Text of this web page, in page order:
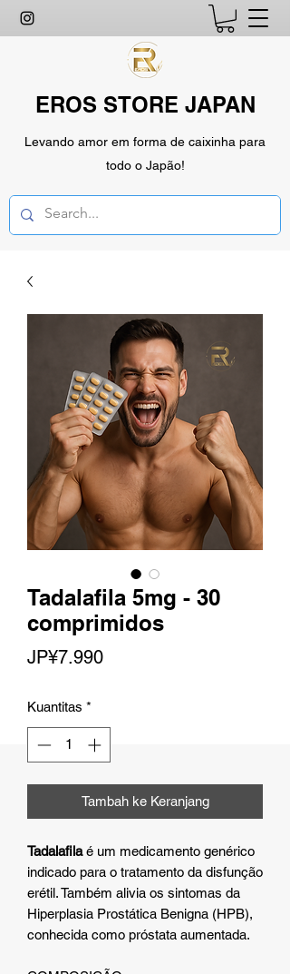
EROS STORE JAPAN
Levando amor em forma de caixinha para
todo o Japão!
Tadalafila 5mg - 30
comprimidos
JP¥7.990Harga
Kuantitas *
Tambah ke Keranjang
Tadalafilaé um medicamento genérico
indicado para o tratamento da disfunção
erétil. Também alivia os sintomas da
Hiperplasia Prostática Benigna (HPB),
conhecida como próstata aumentada.